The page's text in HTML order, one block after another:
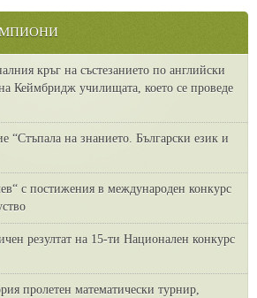
кръг на състезанието по английски
Кеймбридж училищата, което се проведе
“Стъпала на знанието. Български език и
с постижения в международен конкурс
резултат на 15-ти Национален конкурс
пролетен математически турнир,